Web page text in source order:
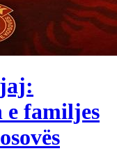
familjes